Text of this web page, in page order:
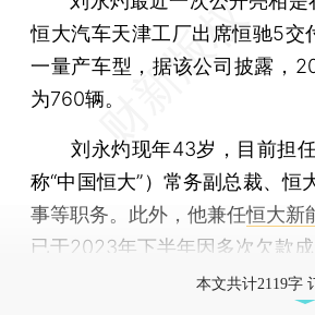
恒大汽车天津工厂出席恒驰5
一量产车型，据该公司披露，
为760辆。
刘永灼现年43岁，目前担
称“中国恒大”）常务副总裁、
事等职务。此外，他兼任恒大新
已于2023年下半年因多次欠款成
本文共计2119字